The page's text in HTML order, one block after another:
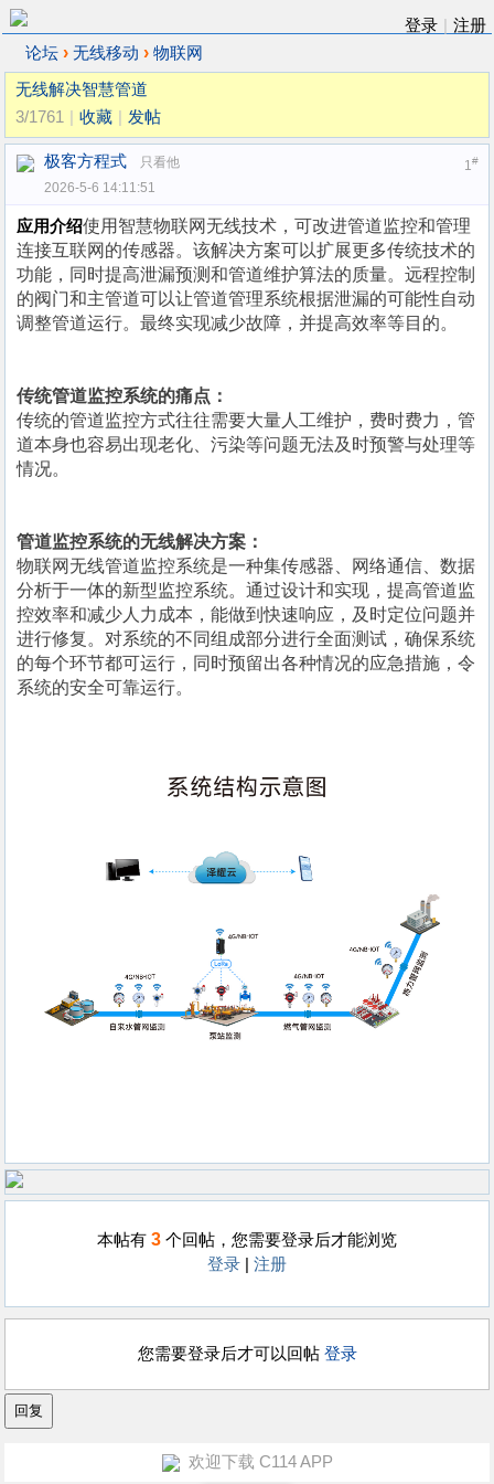
登录
注册
论坛 › 无线移动 › 物联网
无线解决智慧管道
3/1761
收藏 发帖
1#
极客方程式
只看他
2026-5-6 14:11:51
应用介绍使用 智慧物联网无线技术 ，可改进管道监控和管理
连接互联网的传感器。该解决方案可以扩展更多传统技术的
功能， 同时提高泄漏预测和管道维护算法的质量。远程控制
的阀门和主管道可以让管道管理系统根据泄漏的可能性自动
调整管道运行。最终实现减少故障，并提高效率等目的。
传统管道监控系统的痛点：
传统的管道监控方式往往需要大量人工维护，费时费力，管
道本身也容易出现老化、污染等问题无法及时预警与处理等
情况。
管道监控系统的无线解决方案：
物联网无线管道监控系统是一种集传感器、网络通信、数据
分析于一体的新型监控系统。通过设计和实现，提高管道监
控效率和减少人力成本，能做到快速响应，及时定位问题并
进行修复。对系统的不同组成部分进行全面测试，确保系统
的每个环节都可运行，同时预留出各种情况的应急措施，令
系统的安全可靠运行。
本帖有 3 个回帖，您需要登录后才能浏览
登录 | 注册
您需要登录后才可以回帖 登录
欢迎下载 C114 APP